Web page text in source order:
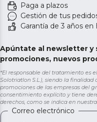
Paga a plazos
Gestión de tus
Garantía de 3 años en
Apúntate al newsletter y
promociones, nuevos
*El responsable del tratamiento es
Solotriatlon S.L.), siendo la
promociones de las empresas del
consentimiento explícito y tiene
derechos, como se indica en nuestra
Correo electrónico